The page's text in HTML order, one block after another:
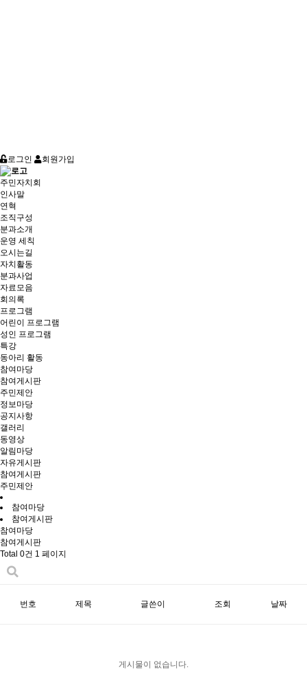
로그인 회원가입
주민자치회
인사말
연혁
조직구성
분과소개
운영 세칙
오시는길
자치활동
분과사업
자료모음
회의록
프로그램
어린이 프로그램
성인 프로그램
특강
동아리 활동
참여마당
참여게시판
주민제안
정보마당
공지사항
갤러리
동영상
알림마당
자유게시판
참여게시판
주민제안
참여마당
참여게시판
참여마당
참여게시판
Total 0건 1 페이지
번호 제목 글쓴이 조회 날짜
게시물이 없습니다.